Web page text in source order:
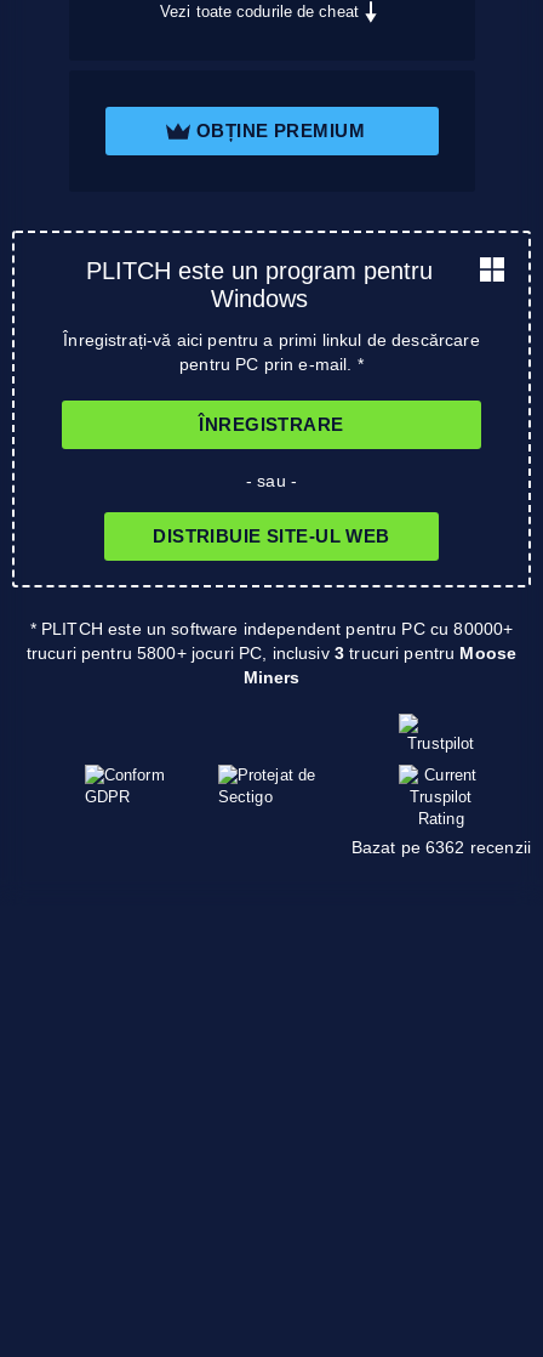
Vezi toate codurile de cheat
OBȚINE PREMIUM
PLITCH este un program pentru
Windows
Înregistrați-vă aici pentru a primi linkul de descărcare
pentru PC prin e-mail. *
ÎNREGISTRARE
- sau -
DISTRIBUIE SITE-UL WEB
* PLITCH este un software independent pentru PC cu 80000+
trucuri pentru 5800+ jocuri PC, inclusiv 3 trucuri pentru Moose
Miners
Bazat pe 6362 recenzii